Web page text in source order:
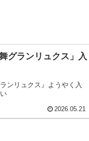
グランリュクス」入
ンリュクス』ようやく入
2026.05.21